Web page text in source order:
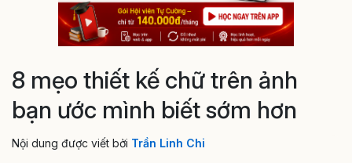
8 mẹo thiết kế chữ trên ảnh
bạn ước mình biết sớm hơn
Nội dung được viết bởi Trần Linh Chi